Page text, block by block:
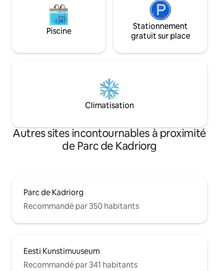
Piscine
Stationnement
gratuit sur place
Climatisation
Autres sites incontournables à proximité
de Parc de Kadriorg
Parc de Kadriorg
Recommandé par 350 habitants
Eesti Kunstimuuseum
Recommandé par 341 habitants